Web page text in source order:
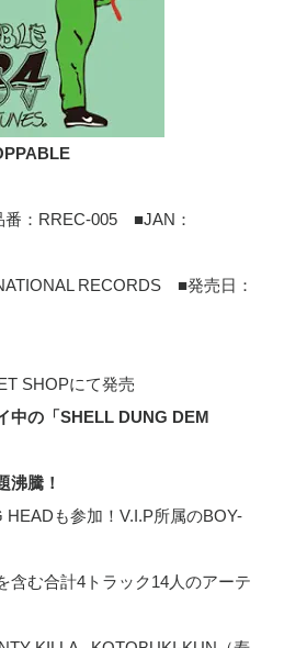
：RREC-005 ■JAN：
RECORDS ■発売日：
SHOPにて発売
中の「SHELL DUNG DEM
沸騰！
も参加！V.I.P所属のBOY-
含む合計4トラック14人のアーテ